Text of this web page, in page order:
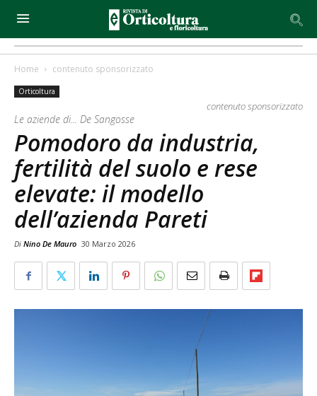
Home contenuto sponsorizzato
Orticoltura
contenuto sponsorizzato
Le aziende di... De Sangosse
Pomodoro da industria,
fertilità del suolo e rese
elevate: il modello
dell’azienda Pareti
Di Nino De Mauro 30 Marzo 2026